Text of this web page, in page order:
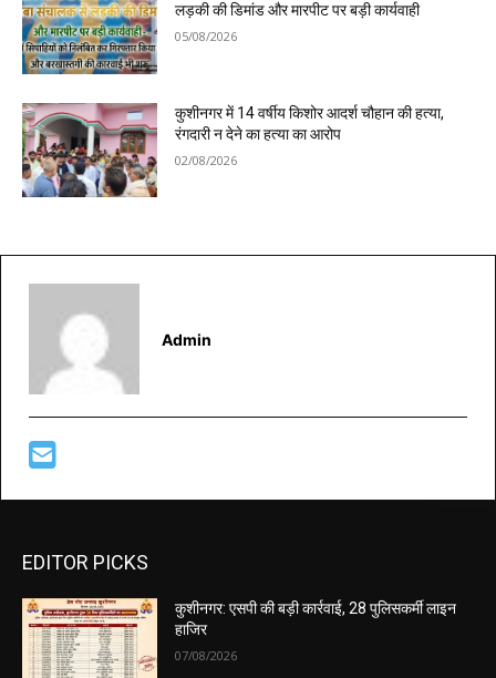
लड़की की डिमांड और मारपीट पर बड़ी कार्यवाही
05/08/2026
कुशीनगर में 14 वर्षीय किशोर आदर्श चौहान की हत्या,
रंगदारी न देने का हत्या का आरोप
02/08/2026
Admin
EDITOR PICKS
कुशीनगर: एसपी की बड़ी कार्रवाई, 28 पुलिसकर्मी लाइन
हाजिर
07/08/2026